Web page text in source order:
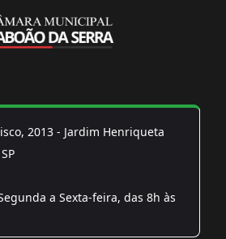
2013 - Jardim Henriqueta
a Sexta-feira, das 8h às